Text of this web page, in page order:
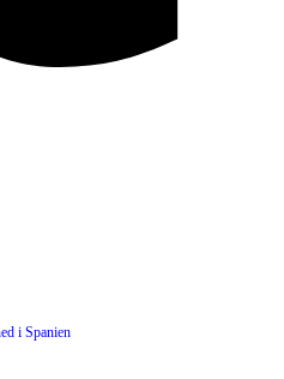
i Spanien